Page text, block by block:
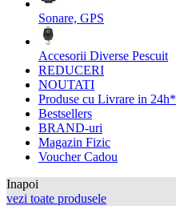
Sonare, GPS
Accesorii Diverse Pescuit
REDUCERI
NOUTATI
Produse cu Livrare in 24h*
Bestsellers
BRAND-uri
Magazin Fizic
Voucher Cadou
Inapoi
vezi toate produsele